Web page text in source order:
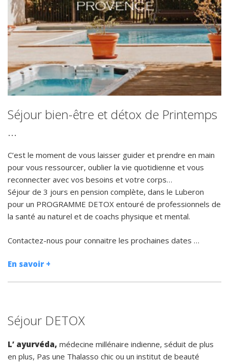
Séjour bien-être et détox de Printemps
…
C’est le moment de vous laisser guider et prendre en main
pour vous ressourcer, oublier la vie quotidienne et vous
reconnecter avec vos besoins et votre corps…
Séjour de 3 jours en pension complète, dans le Luberon
pour un PROGRAMME DETOX entouré de professionnels de
la santé au naturel et de coachs physique et mental.
Contactez-nous pour connaitre les prochaines dates …
En savoir +
Séjour DETOX
L’ ayurvéda, médecine millénaire indienne, séduit de plus
en plus, Pas une Thalasso chic ou un institut de beauté